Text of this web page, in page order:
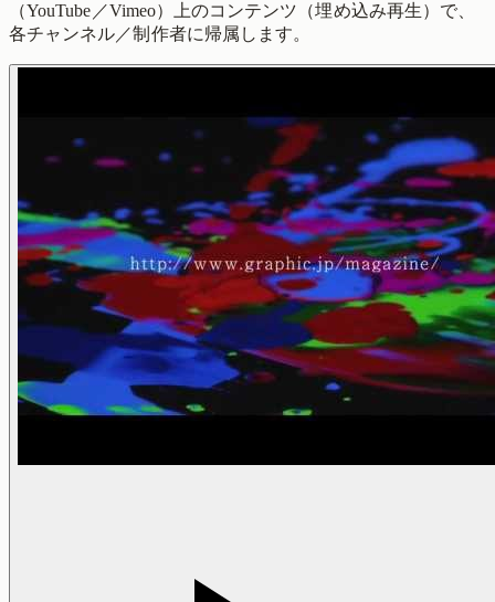
（YouTube／Vimeo）上のコンテンツ（埋め込み再生）で、
各チャンネル／制作者に帰属します。